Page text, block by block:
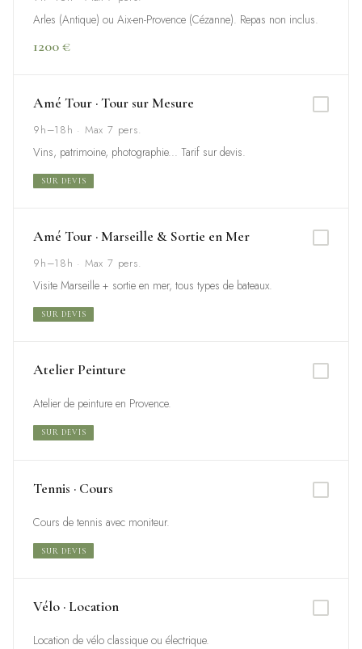
Arles (Antique) ou Aix-en-Provence (Cézanne). Repas non inclus.
1200 €
Amé Tour · Tour sur Mesure
9h–18h · Max 7 pers.
Vins, patrimoine, photographie... Tarif sur devis.
SUR DEVIS
Amé Tour · Marseille & Sortie en Mer
9h–18h · Max 7 pers.
Visite Marseille + sortie en mer, tous types de bateaux.
SUR DEVIS
Atelier Peinture
Atelier de peinture en Provence.
SUR DEVIS
Tennis · Cours
Cours de tennis avec moniteur.
SUR DEVIS
Vélo · Location
Location de vélo classique ou électrique.